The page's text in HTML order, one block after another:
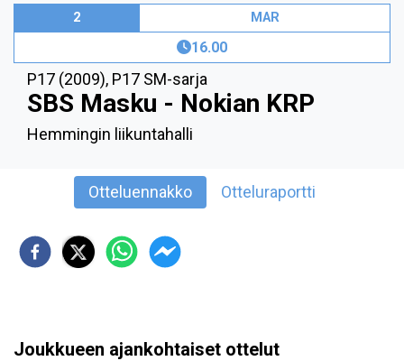
2 MAR
16.00
P17 (2009), P17 SM-sarja
SBS Masku - Nokian KRP
Hemmingin liikuntahalli
Otteluennakko Otteluraportti
Joukkueen ajankohtaiset ottelut